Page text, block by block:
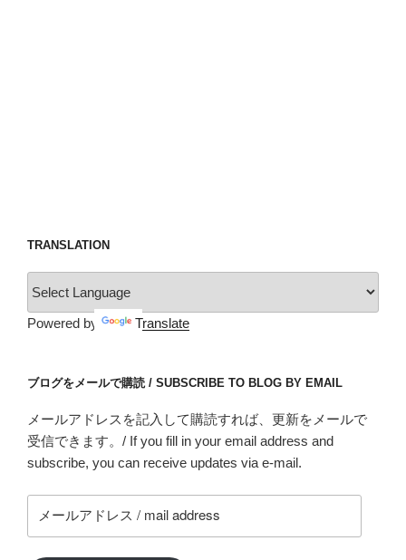
TRANSLATION
Powered by Translate
ブログをメールで購読 / SUBSCRIBE TO BLOG BY EMAIL
メールアドレスを記入して購読すれば、更新をメールで
受信できます。/ If you fill in your email address and
subscribe, you can receive updates via e-mail.
ー